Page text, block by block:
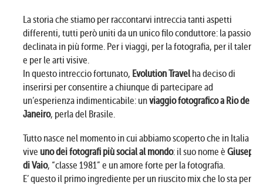
La storia che stiamo per raccontarvi intreccia tanti aspetti
differenti, tutti però uniti da un unico filo conduttore: la passione,
declinata in più forme. Per i viaggi, per la fotografia, per il talento
e per le arti visive.
In questo intreccio fortunato, Evolution Travelha deciso di
inserirsi per consentire a chiunque di partecipare ad
un’esperienza indimenticabile: unviaggio fotografico a Rio de
Janeiro, perla del Brasile.
Tutto nasce nel momento in cui abbiamo scoperto che in Italia
vive uno dei fotografi più social al mondo: il suo nome è Giuseppe
di Vaio, “classe 1981” e un amore forte per la fotografia.
E’ questo il primo ingrediente per un riuscito mix che lo sta per